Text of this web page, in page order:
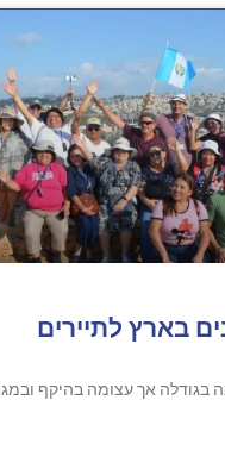
בארץ לתיירים
בגודלה אך עצומה בהיקף